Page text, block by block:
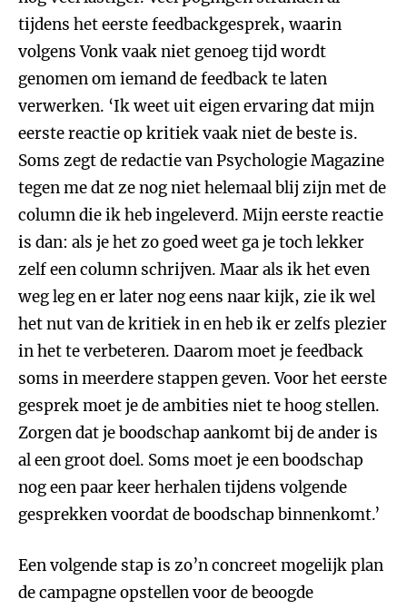
tijdens het eerste feedbackgesprek, waarin
volgens Vonk vaak niet genoeg tijd wordt
genomen om iemand de feedback te laten
verwerken. ‘Ik weet uit eigen ervaring dat mijn
eerste reactie op kritiek vaak niet de beste is.
Soms zegt de redactie van Psychologie Magazine
tegen me dat ze nog niet helemaal blij zijn met de
column die ik heb ingeleverd. Mijn eerste reactie
is dan: als je het zo goed weet ga je toch lekker
zelf een column schrijven. Maar als ik het even
weg leg en er later nog eens naar kijk, zie ik wel
het nut van de kritiek in en heb ik er zelfs plezier
in het te verbeteren. Daarom moet je feedback
soms in meerdere stappen geven. Voor het eerste
gesprek moet je de ambities niet te hoog stellen.
Zorgen dat je boodschap aankomt bij de ander is
al een groot doel. Soms moet je een boodschap
nog een paar keer herhalen tijdens volgende
gesprekken voordat de boodschap binnenkomt.’
Een volgende stap is zo’n concreet mogelijk plan
de campagne opstellen voor de beoogde